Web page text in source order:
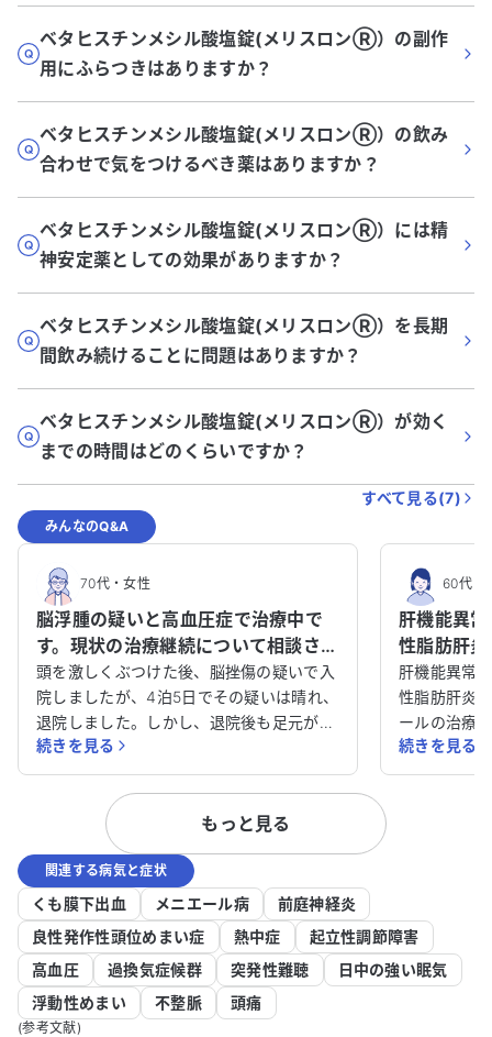
ベタヒスチンメシル酸塩錠(メリスロンⓇ）の副作
用にふらつきはありますか？
ベタヒスチンメシル酸塩錠(メリスロンⓇ）の飲み
合わせで気をつけるべき薬はありますか？
ベタヒスチンメシル酸塩錠(メリスロンⓇ）には精
神安定薬としての効果がありますか？
ベタヒスチンメシル酸塩錠(メリスロンⓇ）を長期
間飲み続けることに問題はありますか？
ベタヒスチンメシル酸塩錠(メリスロンⓇ）が効く
までの時間はどのくらいですか？
すべて見る(7)
みんなのQ&A
70代・女性
脳浮腫の疑いと高血圧症で治療中で
す。現状の治療継続について相談させ
てください。
頭を激しくぶつけた後、脳挫傷の疑いで入
院しましたが、4泊5日でその疑いは晴れ、
退院しました。しかし、退院後も足元が不
安定でふらつきが続いています。再度病院
を受診したところ、CT画像で脳の外周部
に影が見つかり、脳浮腫の疑いがあるとの
ことでした。 現在、漢方薬を処方され、
投薬6日目ですが、足元の不安定さはかな
り改善されているように感じます。ただ
し、めまいのようなふらつきはまだ残って
います。8日後に再診察の予定ですが、こ
のまま現状を継続して良いのか迷っていま
す。なお、高血圧があります。 脳浮腫の可
能性について詳しく知りたいですし、今後
の対処法についてアドバイスをいただける
続きを見る
60代・
肝機能異
性脂肪肝
さい。
肝機能異常
性脂肪肝炎
ールの治療
らつき、め
ています。 耳鼻科でめまいの点滴を受け、
で待って、
イスをいた
可能性につ
続きを見る
もっと見る
関連する病気と症状
くも膜下出血 メニエール病
前庭神経炎
良性発作性頭位めまい症
熱中症
起立性調節障害
高血圧
過換気症候群 突発性難聴
日中の強い眠気
浮動性めまい
不整脈 頭痛
(参考文献)